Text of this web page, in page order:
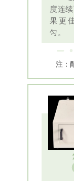
度连
果更
匀。
注：